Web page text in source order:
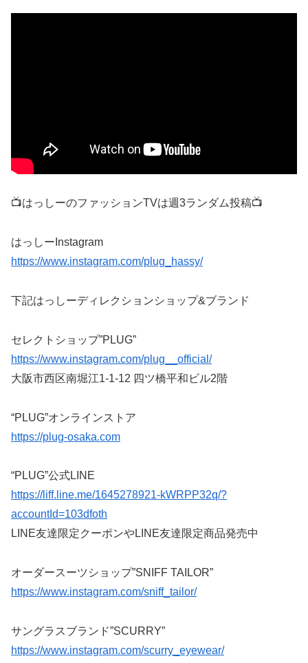
📺はっしーのファッションTVは週3ランダム投稿📺
はっしーInstagram
https://www.instagram.com/plug_hassy/
下記はっしーディレクションショップ&ブランド
セレクトショップ”PLUG”
https://www.instagram.com/plug__official/
大阪市西区南堀江1-1-12 四ツ橋平和ビル2階
“PLUG”オンラインストア
https://plug-osaka.com
“PLUG”公式LINE
https://liff.line.me/1645278921-kWRPP32q/?
accountId=103dfoth
LINE友達限定クーポンやLINE友達限定商品発売中
オーダースーツショップ”SNIFF TAILOR”
https://www.instagram.com/sniff_tailor/
サングラスブランド”SCURRY”
https://www.instagram.com/scurry_eyewear/